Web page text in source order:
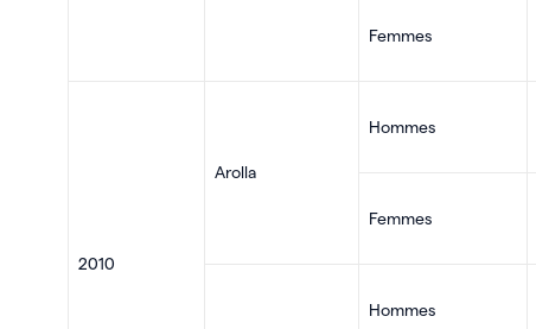
Femmes
2010
Arolla
Hommes
Femmes
Hommes